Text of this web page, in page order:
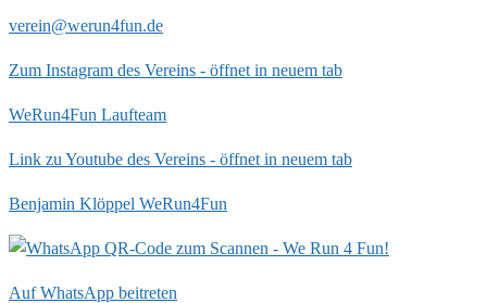
verein@werun4fun.de
Zum Instagram des Vereins - öffnet in neuem tab
WeRun4Fun Laufteam
Link zu Youtube des Vereins - öffnet in neuem tab
Benjamin Klöppel WeRun4Fun
Auf WhatsApp beitreten